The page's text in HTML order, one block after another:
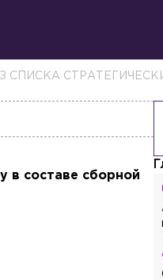
СПИСКА
в составе сборной